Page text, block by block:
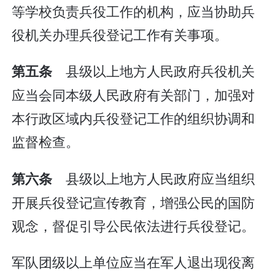
等学校负责兵役工作的机构，应当协助兵
役机关办理兵役登记工作有关事项。
第五条县级以上地方人民政府兵役机关
应当会同本级人民政府有关部门，加强对
本行政区域内兵役登记工作的组织协调和
监督检查。
第六条县级以上地方人民政府应当组织
开展兵役登记宣传教育，增强公民的国防
观念，督促引导公民依法进行兵役登记。
军队团级以上单位应当在军人退出现役离